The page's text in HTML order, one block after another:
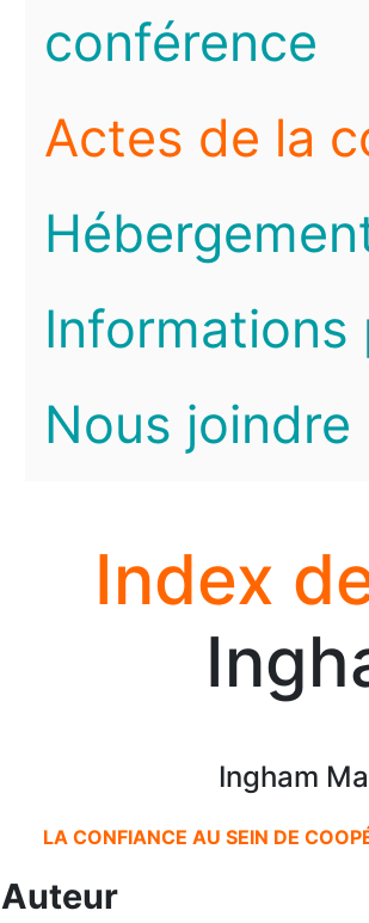
conférence
Actes de la
Informations
Nous joindre
Index
Ingham
LA CONFIANCE AU SEIN DE
Auteur